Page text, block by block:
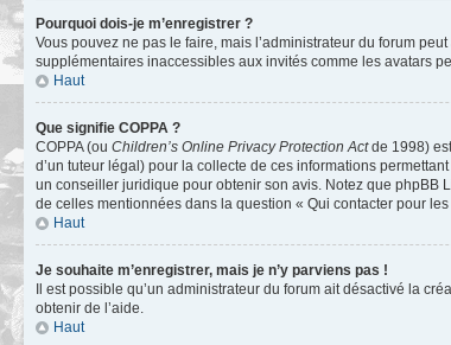
Pourquoi dois-je m’enregistrer ?
Vous pouvez ne pas le faire, mais l’administrateur du forum
supplémentaires inaccessibles aux invités comme les avatars
Haut
Que signifie COPPA ?
COPPA (ou Children’s Online Privacy Protection Actde 1998)
d’un tuteur légal) pour la collecte de ces informations
un conseiller juridique pour obtenir son avis. Notez que phpBB
de celles mentionnées dans la question « Qui contacter pour
Haut
Je souhaite m’enregistrer, mais je n’y parviens pas !
Il est possible qu’un administrateur du forum ait désactivé la
obtenir de l’aide.
Haut